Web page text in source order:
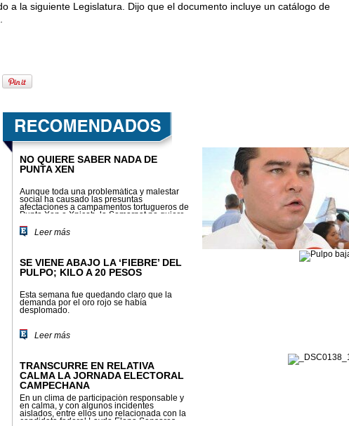
a la siguiente Le­gislatura. Dijo que el documento incluye un catálogo de
NO QUIERE SABER NADA DE
PUNTA XEN
Aunque toda una problemática y malestar
social ha causado las pre­suntas
afectaciones a campamentos tortugueros de
Punta Xen e Xpicob, la Semarnat no quiere
Leer más
SE VIENE ABAJO LA ‘FIEBRE’ DEL
PULPO; KILO A 20 PESOS
Esta semana fue quedando claro que la
demanda por el oro rojo se había
desplomado.
Leer más
TRANSCURRE EN RELATIVA
CALMA LA JORNADA ELECTORAL
CAMPECHANA
En un clima de participación responsable y
en calma, y con algunos incidentes
aislados, entre ellos uno relacionada con la
candidata federal Layda Elena Sansores